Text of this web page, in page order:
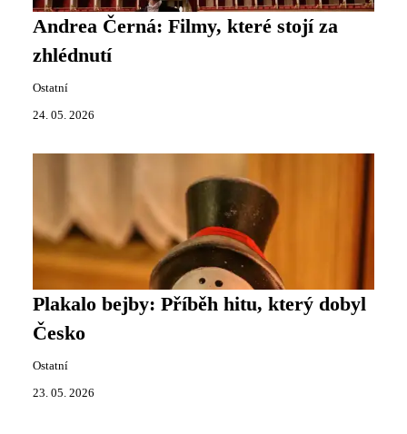
Andrea Černá: Filmy, které stojí za
zhlédnutí
Ostatní
24. 05. 2026
Plakalo bejby: Příběh hitu, který dobyl
Česko
Ostatní
23. 05. 2026